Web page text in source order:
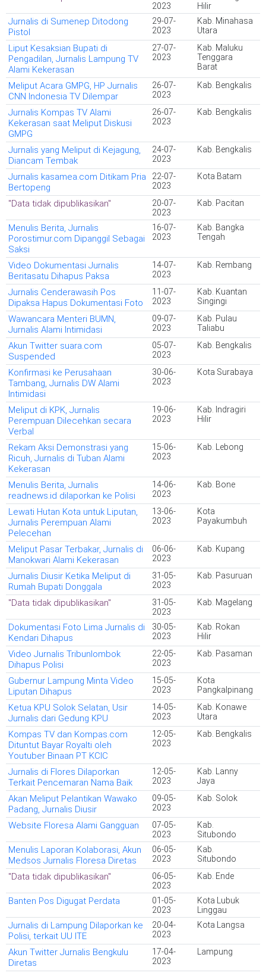
2023
Hilir
Jurnalis di Sumenep Ditodong
Pistol
29-07-
2023
Kab. Minahasa
Utara
Liput Kesaksian Bupati di
Pengadilan, Jurnalis Lampung TV
Alami Kekerasan
27-07-
2023
Kab. Maluku
Tenggara
Barat
Meliput Acara GMPG, HP Jurnalis
CNN Indonesia TV Dilempar
26-07-
2023
Kab. Bengkalis
Jurnalis Kompas TV Alami
Kekerasan saat Meliput Diskusi
GMPG
26-07-
2023
Kab. Bengkalis
Jurnalis yang Meliput di Kejagung,
Diancam Tembak
24-07-
2023
Kab. Bengkalis
Jurnalis kasamea.com Ditikam Pria
Bertopeng
22-07-
2023
Kota Batam
"Data tidak dipublikasikan"
20-07-
2023
Kab. Pacitan
Menulis Berita, Jurnalis
Porostimur.com Dipanggil Sebagai
Saksi
16-07-
2023
Kab. Bangka
Tengah
Video Dokumentasi Jurnalis
Beritasatu Dihapus Paksa
14-07-
2023
Kab. Rembang
Jurnalis Cenderawasih Pos
Dipaksa Hapus Dokumentasi Foto
11-07-
2023
Kab. Kuantan
Singingi
Wawancara Menteri BUMN,
Jurnalis Alami Intimidasi
09-07-
2023
Kab. Pulau
Taliabu
Akun Twitter suara.com
Suspended
05-07-
2023
Kab. Bengkalis
Konfirmasi ke Perusahaan
Tambang, Jurnalis DW Alami
Intimidasi
30-06-
2023
Kota Surabaya
Meliput di KPK, Jurnalis
Perempuan Dilecehkan secara
Verbal
19-06-
2023
Kab. Indragiri
Hilir
Rekam Aksi Demonstrasi yang
Ricuh, Jurnalis di Tuban Alami
Kekerasan
15-06-
2023
Kab. Lebong
Menulis Berita, Jurnalis
readnews.id dilaporkan ke Polisi
14-06-
2023
Kab. Bone
Lewati Hutan Kota untuk Liputan,
Jurnalis Perempuan Alami
Pelecehan
13-06-
2023
Kota
Payakumbuh
Meliput Pasar Terbakar, Jurnalis di
Manokwari Alami Kekerasan
06-06-
2023
Kab. Kupang
Jurnalis Diusir Ketika Meliput di
Rumah Bupati Donggala
31-05-
2023
Kab. Pasuruan
"Data tidak dipublikasikan"
31-05-
2023
Kab. Magelang
Dokumentasi Foto Lima Jurnalis di
Kendari Dihapus
30-05-
2023
Kab. Rokan
Hilir
Video Jurnalis Tribunlombok
Dihapus Polisi
22-05-
2023
Kab. Pasaman
Gubernur Lampung Minta Video
Liputan Dihapus
15-05-
2023
Kota
Pangkalpinang
Ketua KPU Solok Selatan, Usir
Jurnalis dari Gedung KPU
14-05-
2023
Kab. Konawe
Utara
Kompas TV dan Kompas.com
Dituntut Bayar Royalti oleh
Youtuber Binaan PT KCIC
12-05-
2023
Kab. Bengkalis
Jurnalis di Flores Dilaporkan
Terkait Pencemaran Nama Baik
12-05-
2023
Kab. Lanny
Jaya
Akan Meliput Pelantikan Wawako
Padang, Jurnalis Diusir
09-05-
2023
Kab. Solok
Website Floresa Alami Gangguan
07-05-
2023
Kab.
Situbondo
Menulis Laporan Kolaborasi, Akun
Medsos Jurnalis Floresa Diretas
06-05-
2023
Kab.
Situbondo
"Data tidak dipublikasikan"
06-05-
2023
Kab. Ende
Banten Pos Digugat Perdata
01-05-
2023
Kota Lubuk
Linggau
Jurnalis di Lampung Dilaporkan ke
Polisi, terkait UU ITE
20-04-
2023
Kota Langsa
Akun Twitter Jurnalis Bengkulu
Diretas
17-04-
2023
Lampung